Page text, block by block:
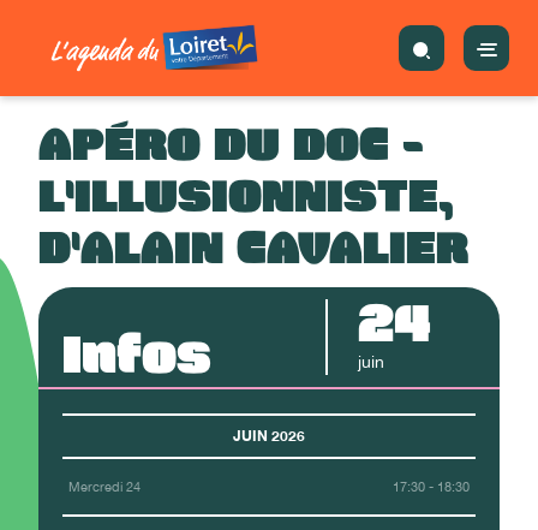
APÉRO DU DOC -
L'ILLUSIONNISTE,
D'ALAIN CAVALIER
Infos 24
juin
JUIN 2026
Mercredi 24 17:30 - 18:30